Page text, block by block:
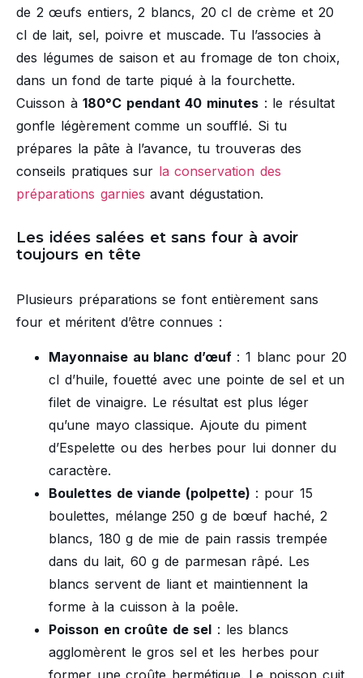
de 2 œufs entiers, 2 blancs, 20 cl de crème et 20
cl de lait, sel, poivre et muscade. Tu l’associes à
des légumes de saison et au fromage de ton choix,
dans un fond de tarte piqué à la fourchette.
Cuisson à180°C pendant 40 minutes : le résultat
gonfle légèrement comme un soufflé. Si tu
prépares la pâte à l’avance, tu trouveras des
conseils pratiques sur la conservation des
préparations garnies avant dégustation.
Les idées salées et sans four à avoir
toujours en tête
Plusieurs préparations se font entièrement sans
four et méritent d’être connues :
Mayonnaise au blanc d’œuf: 1 blanc pour 20
cl d’huile, fouetté avec une pointe de sel et un
filet de vinaigre. Le résultat est plus léger
qu’une mayo classique. Ajoute du piment
d’Espelette ou des herbes pour lui donner du
caractère.
Boulettes de viande (polpette) : pour 15
boulettes, mélange 250 g de bœuf haché, 2
blancs, 180 g de mie de pain rassis trempée
dans du lait, 60 g de parmesan râpé. Les
blancs servent de liant et maintiennent la
forme à la cuisson à la poêle.
Poisson en croûte de sel : les blancs
agglomèrent le gros sel et les herbes pour
former une croûte hermétique. Le poisson cuit